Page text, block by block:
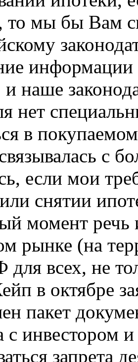
то мы бы Вам
наше
нет
в
с
если мои
снятии
момент
рынке (на
для всех, не
в октябре
пакет
с инвестором
запрета